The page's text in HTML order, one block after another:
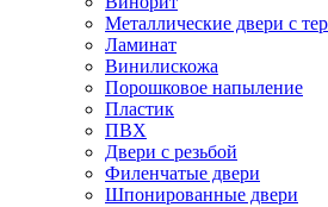
Металлические двери с
Ламинат
Винилискожа
Порошковое напыление
Пластик
ПВХ
Двери с резьбой
Филенчатые двери
Шпонированные двери